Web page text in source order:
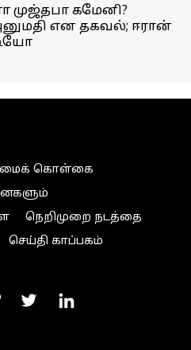
முஜ்தபா கமேனி?
என தகவல்; ஈரான்
கொள்கை
நெறிமுறை நடத்தை
செய்தி காப்பகம்